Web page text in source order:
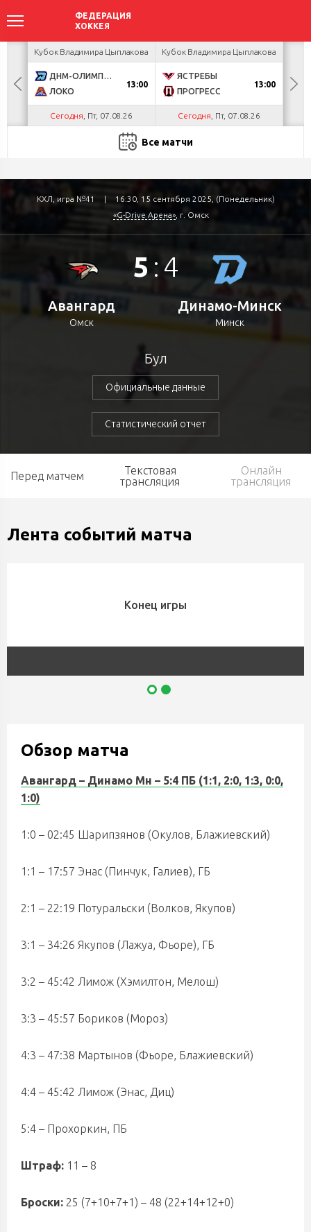
Кубок Владимира Цыплакова
ДНМ-ОЛИМПИК
ЛОКО
13:00
Сегодня , Пт, 07.08.26
Кубок Владимира Цыплакова
ЯСТРЕБЫ
ПРОГРЕСС
13:00
Сегодня , Пт, 07.08.26
Все матчи
КХЛ, игра №41 |
16:30, 15 сентября 2025, (Понедельник)
«G-Drive Арена» , г. Омск
Авангард
Омск
5 : 4
Бул
Официальные данные
Статистический отчет
Динамо-Минск
Минск
Перед матчем
Текстовая
трансляция
Онлайн
трансляция
Лента событий матча
Конец игры
Обзор матча
Авангард – Динамо Мн – 5:4 ПБ (1:1, 2:0, 1:3, 0:0,
1:0)
1:0 – 02:45 Шарипзянов (Окулов, Блажиевский)
1:1 – 17:57 Энас (Пинчук, Галиев), ГБ
2:1 – 22:19 Потуральски (Волков, Якупов)
3:1 – 34:26 Якупов (Лажуа, Фьоре), ГБ
3:2 – 45:42 Лимож (Хэмилтон, Мелош)
3:3 – 45:57 Бориков (Мороз)
4:3 – 47:38 Мартынов (Фьоре, Блажиевский)
4:4 – 45:42 Лимож (Энас, Диц)
5:4 – Прохоркин, ПБ
Штраф: 11 – 8
Броски: 25 (7+10+7+1) – 48 (22+14+12+0)